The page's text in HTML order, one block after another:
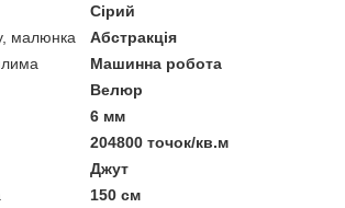
Сірий
малюнка
Абстракція
Машинна робота
Велюр
6 мм
204800 точок/кв.м
Джут
150 см